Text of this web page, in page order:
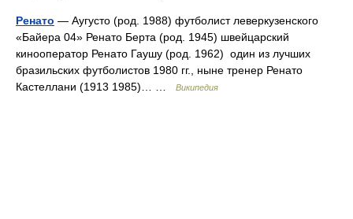
Ренато — Аугусто (род. 1988) футболист леверкузенского
«Байера 04» Ренато Берта (род. 1945) швейцарский
кинооператор Ренато Гаушу (род. 1962) один из лучших
бразильских футболистов 1980 гг., ныне тренер Ренато
Кастеллани (1913 1985)… …
Википедия